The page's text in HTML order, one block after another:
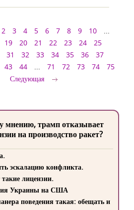
2 3 4 5 6 7 8 9 10
...
19 20 21 22 23 24
25
31 32 33 34 35 36
37
43 44 ... 71 72 73 74
75
Следующая
мнению, трамп отказывает
на производство ракет?
эскалацию конфликта.
лицензии.
Украины на США
поведения такая: обещать и